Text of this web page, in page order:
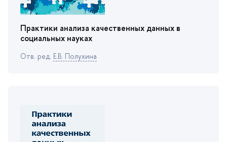
Практики анализа качественных данных
социальных науках
Отв. ред. Е.В. Полухина